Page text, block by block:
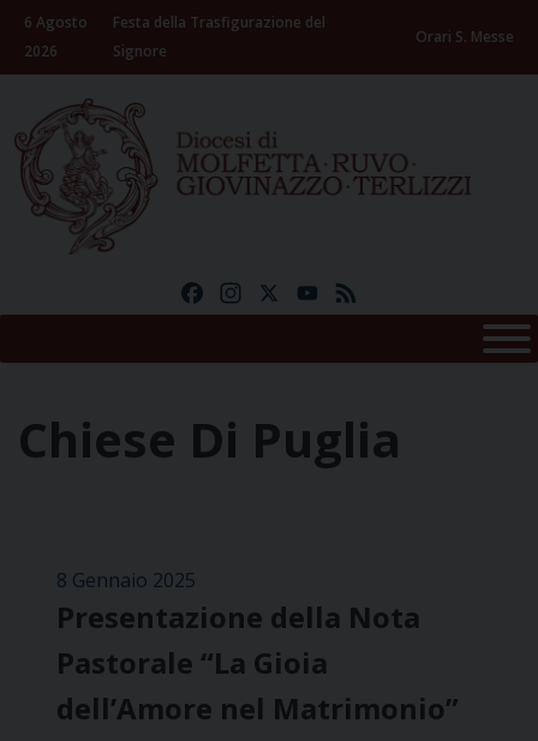
Skip
content
6 Agosto
2026
Festa della Trasfigurazione del
Signore
Orari S. Messe
FacebookInstagramYouTube
Chiese Di Puglia
8 Gennaio 2025
Presentazione della Nota
Pastorale “La Gioia
dell’Amore nel Matrimonio”